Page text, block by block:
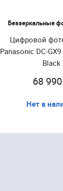
Беззеркальные
Цифровой
Panasonic DC-
Black
68
Нет в